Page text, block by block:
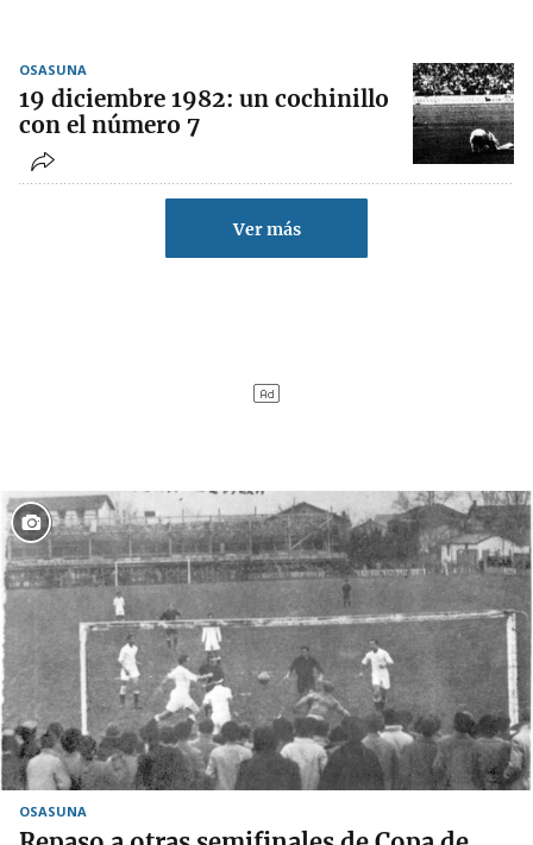
OSASUNA
19 diciembre 1982: un cochinillo
con el número 7
Ver más
OSASUNA